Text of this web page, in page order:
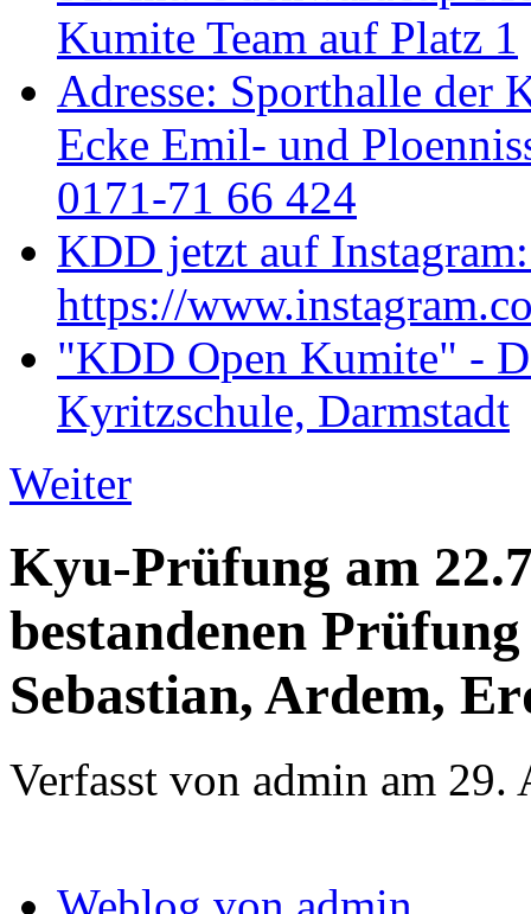
Kumite Team auf Platz 1
Adresse: Sporthalle der
Ecke Emil- und
0171-71 66 424
KDD jetzt auf
https://
"KDD Open Kumite" -
Kyritzschule, Darmstadt
Weiter
Kyu-Prüfung am
bestandenen
Sebastian, Ardem,
Verfasst von admin am